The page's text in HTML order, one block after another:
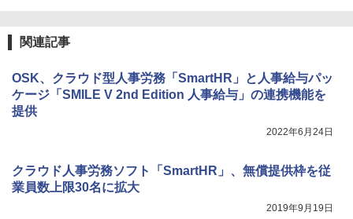
関連記事
OSK、クラウド型人事労務「SmartHR」と人事給与パッ
ケージ「SMILE V 2nd Edition 人事給与」の連携機能を
提供
2022年6月24日
クラウド人事労務ソフト「SmartHR」、無償提供枠を従
業員数上限30名に拡大
2019年9月19日